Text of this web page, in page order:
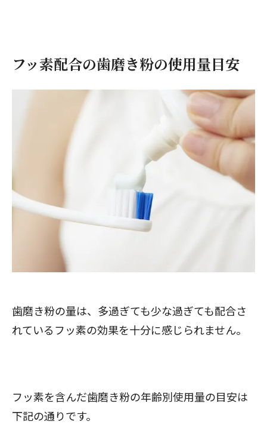
フッ素配合の歯磨き粉の使用量目安
歯磨き粉の量は、多過ぎても少な過ぎても配合さ
れているフッ素の効果を十分に感じられません。
フッ素を含んだ歯磨き粉の年齢別使用量の目安は
下記の通りです。